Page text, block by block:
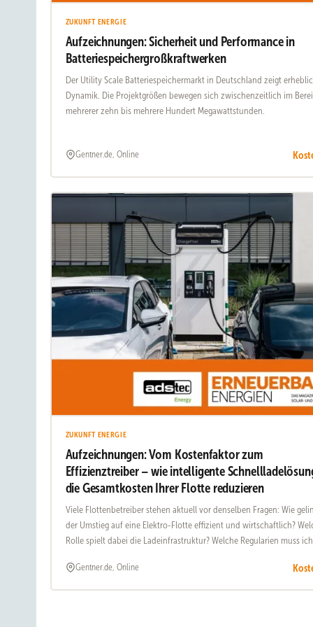
ZUKUNFT ENERGIE
Aufzeichnungen: Sicherheit und Performance in
Batteriespeichergroßkraftwerken
Der Utility Scale Batteriespeichermarkt in Deutschland zeigt
Dynamik. Die Projektgrößen bewegen sich zwischenzeitlich im
mehrerer zehn bis mehrere Hundert Megawattstunden.
Gentner.de, Online
ZUKUNFT ENERGIE
Aufzeichnungen: Vom Kostenfaktor zum
Effizienztreiber – wie intelligente
die Gesamtkosten Ihrer Flotte reduzieren
Viele Flottenbetreiber stehen aktuell vor denselben Fragen: Wie
der Umstieg auf eine Elektro-Flotte effizient und wirtschaftlich?
Rolle spielt dabei die Ladeinfrastruktur? Welche Regularien muss ich
Gentner.de, Online